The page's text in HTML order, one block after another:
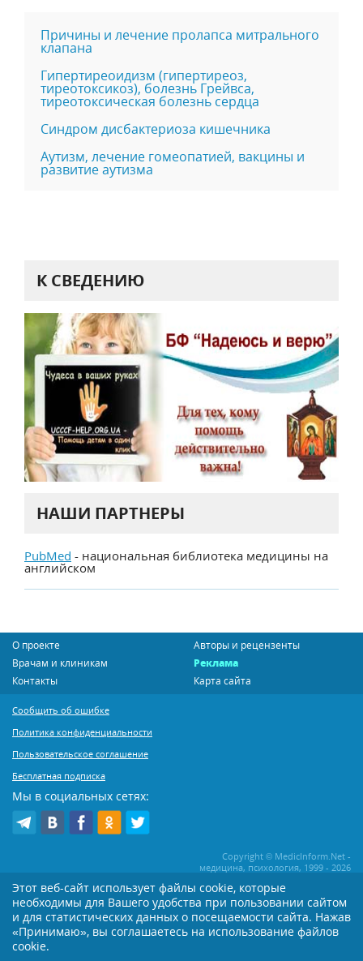
Причины и лечение пролапса митрального
клапана
Гипертиреоидизм (гипертиреоз,
тиреотоксикоз), болезнь Грейвса,
тиреотоксическая болезнь сердца
Синдром дисбактериоза кишечника
Аутизм, лечение гомеопатией, вакцины и
развитие аутизма
К СВЕДЕНИЮ
НАШИ ПАРТНЕРЫ
PubMed - национальная библиотека медицины на
английском
О проекте
Авторы и рецензенты
Врачам и клиникам
Реклама
Контакты
Карта сайта
Сообщить об ошибке
Политика конфиденциальности
Пользовательское соглашение
Бесплатная подписка
Мы в социальных сетях:
Copyright © MedicInform.Net -
медицина, психология, 1999 - 2026
Копирование или иное распространение статей нашего сайта строго
воспрещается. Копирование раздела "Новости" допускается при наличии
активной открытой для поисковиков ссылки на MedicInform.Net
Материалы на сайте представлены в справочных целях. Редакция не всегда
Этот веб-сайт использует файлы cookie, которые
необходимы для Вашего удобства при пользовании сайтом
и для статистических данных о посещаемости сайта. Нажав
«Принимаю», вы соглашаетесь на использование файлов
cookie.